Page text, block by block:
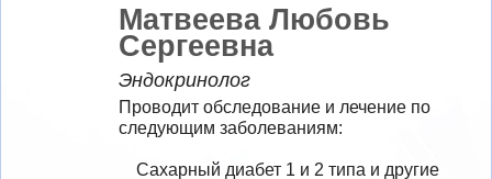
Матвеева Любовь
Сергеевна
Эндокринолог
Проводит обследование и лечение по
следующим заболеваниям: